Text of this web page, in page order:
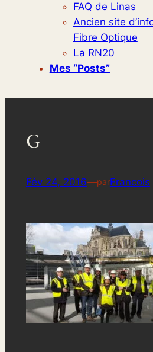
FAQ de Linas
Ancien site
Fibre Optique
La RN20
Mes “posts”
G
Fév 24, 2016—parFrancois